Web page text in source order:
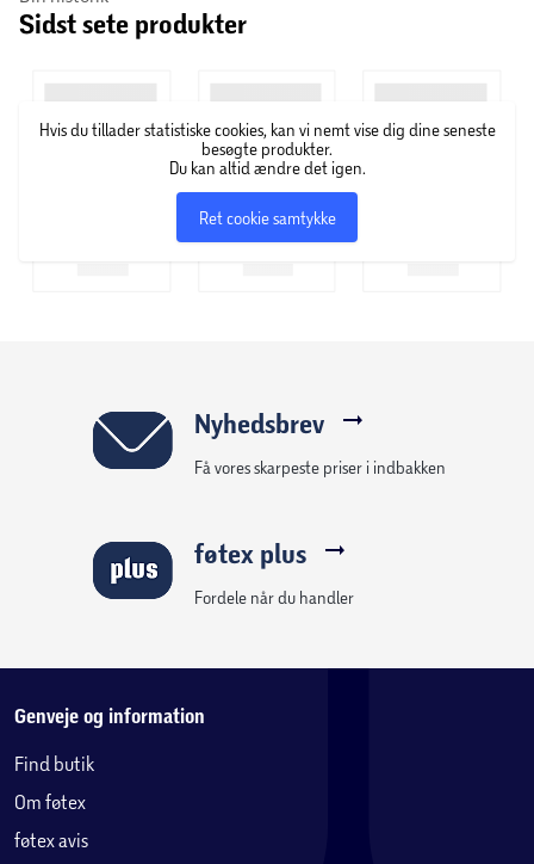
behov for. Whiskas arbejder sammen med Waltham Centre
for Pet Nutrition i udviklingen af produkter, hvor deres
kokke bruger masser af tid på at arbejde sig frem til nye
lækre opskrifter samt forbedre de gamle, så din kat altid
Sidst sete produkter
Hvis du tillader statistiske cookies, kan vi nemt vise dig dine seneste
besøgte produkter.
Du kan altid ændre det igen.
Ret cookie samtykke
Nyhedsbrev
Få vores skarpeste priser i indbakken
føtex plus
Fordele når du handler
Genveje og information
Find butik
Om føtex
føtex avis